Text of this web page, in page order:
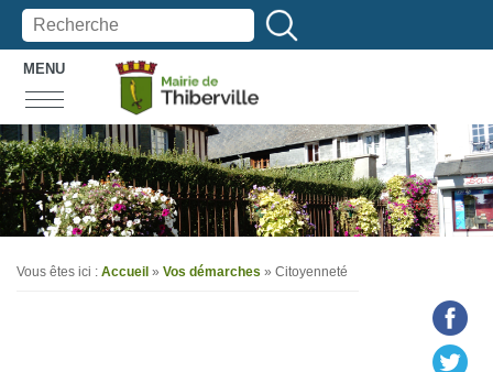
MENU
Vous êtes ici : Accueil » Vos démarches » Citoyenneté